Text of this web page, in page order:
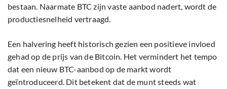
bestaan. Naarmate BTC zijn vaste aanbod nadert, wordt de
productiesnelheid vertraagd.
Een halvering heeft historisch gezien een positieve invloed
gehad op de prijs van de Bitcoin. Het vermindert het tempo
dat een nieuw BTC-aanbod op de markt wordt
geïntroduceerd. Dit betekent dat de munt steeds wat